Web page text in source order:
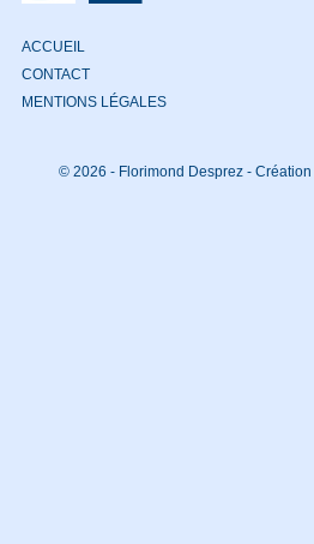
ACCUEIL
CONTACT
MENTIONS LÉGALES
© 2026 - Florimond Desprez - Création